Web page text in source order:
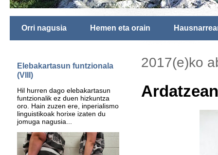
Orri nagusia Hemen eta orain
2017(e)ko
Elebakartasun funtzionala
(VIII)
Hil hurren dago elebakartasun
funtzionalik ez duen hizkuntza
oro. Hain zuzen ere, inperialismo
linguistikoak horixe izaten du
jomuga nagusia...